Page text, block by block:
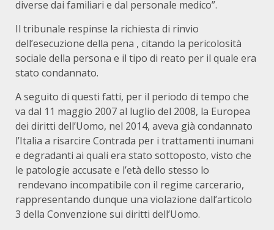
diverse dai familiari e dal personale medico”.
Il tribunale respinse la richiesta di rinvio
dell’esecuzione della pena , citando la pericolosità
sociale della persona e il tipo di reato per il quale era
stato condannato.
A seguito di questi fatti, per il periodo di tempo che
va dal 11 maggio 2007 al luglio del 2008, la Europea
dei diritti dell’Uomo, nel 2014, aveva già condannato
l’Italia a risarcire Contrada per i trattamenti inumani
e degradanti ai quali era stato sottoposto, visto che
le patologie accusate e l’età dello stesso lo
rendevano incompatibile con il regime carcerario,
rappresentando dunque una violazione dall’articolo
3 della Convenzione sui diritti dell’Uomo.